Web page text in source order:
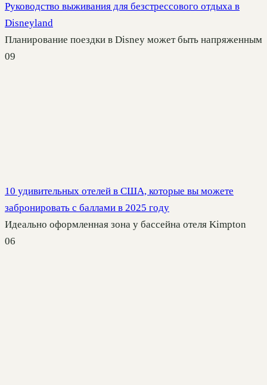
Руководство выживания для безстрессового отдыха в
Disneyland
Планирование поездки в Disney может быть напряженным
09
10 удивительных отелей в США, которые вы можете
забронировать с баллами в 2025 году
Идеально оформленная зона у бассейна отеля Kimpton
06